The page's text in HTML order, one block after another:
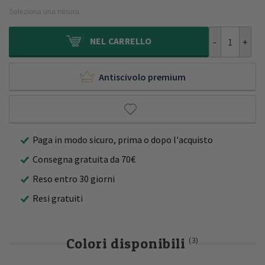
450,00€.
211,95€.
Seleziona una misura
NEL CARRELLO
Antiscivolo premium
Paga in modo sicuro, prima o dopo l'acquisto
Consegna gratuita da 70€
Reso entro 30 giorni
Resi gratuiti
Colori disponibili (3)